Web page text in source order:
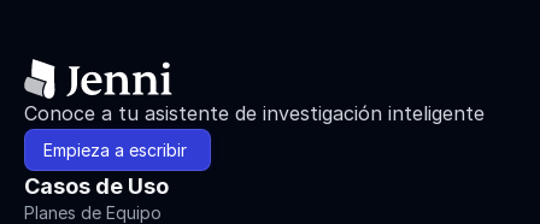
Conoce a tu asistente de investigación inteligente
Empieza a escribir
Casos de Uso
Planes de Equipo